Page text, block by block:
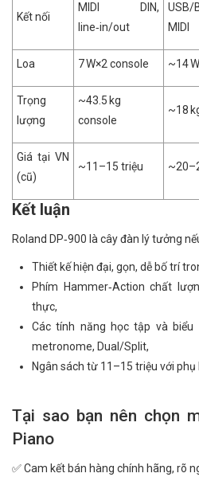
Kết nối
MIDI DIN,
line‑in/out
USB/
MIDI
Loa 7 W×2 console ~14
Trọng
lượng
~43.5 kg
console
~18
Giá tại VN
(cũ)
~11–15 triệu
Kết luận
Roland DP‑900 là cây đàn lý tưởng
Thiết kế hiện đại, gọn, dễ bố trí
Phím Hammer‑Action chất
thực,
Các tính năng học tập và biểu
metronome, Dual/Split,
Ngân sách từ 11–15 triệu với phụ
Tại sao bạn nên chọn
Piano
✅ Cam kết bán hàng chính hãng, rõ